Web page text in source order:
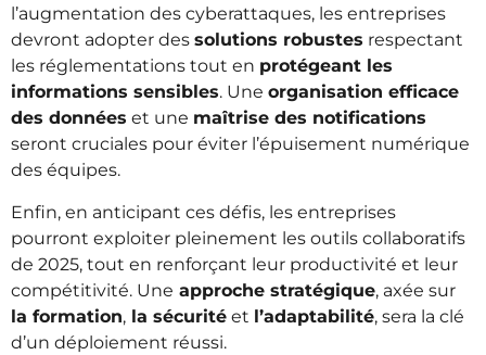
l’augmentation des cyberattaques, les entreprises
devront adopter des solutions robustes respectant
les réglementations tout en protégeant les
informations sensibles. Une organisation efficace
des données et une maîtrise des notifications
seront cruciales pour éviter l’épuisement numérique
des équipes.
Enfin, en anticipant ces défis, les entreprises
pourront exploiter pleinement les outils collaboratifs
de 2025, tout en renforçant leur productivité et leur
compétitivité. Une approche stratégique, axée sur
la formation, la sécurité et l’adaptabilité, sera la clé
d’un déploiement réussi.